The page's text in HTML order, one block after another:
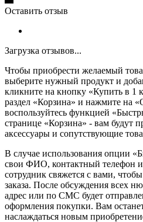
Оставить отзыв
Загрузка отзывов...
Чтобы приобрести желаемый
выберите нужный продукт и
кликните на кнопку «Купить в 1
раздел «Корзина» и нажмите на
воспользуйтесь функцией
странице «Корзина» - вам будут
аксессуары и сопутствующие
В случае использования опции
свои ФИО, контактный телефон
сотрудник свяжется с вами,
заказа. После обсуждения всех
адрес или по СМС будет
оформления покупки. Вам
наслаждаться новым